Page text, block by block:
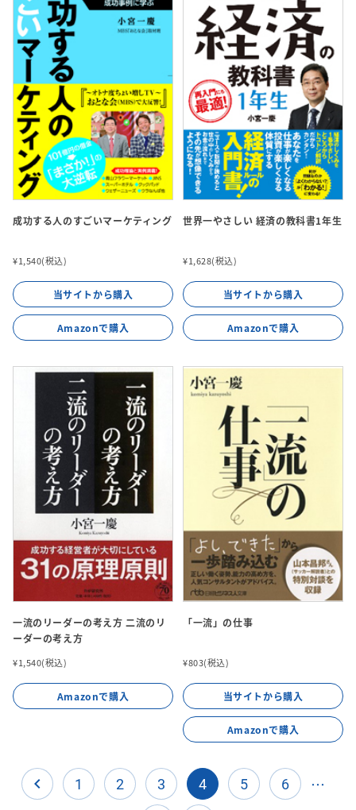
成功する人のすごいマーケティング
¥1,540(税込)
当サイトから購入
Amazonで購入
世界一やさしい 経済の教科書1年生
¥1,628(税込)
当サイトから購入
Amazonで購入
一流のリーダーの考え方 二流のリ
ーダーの考え方
¥1,540(税込)
Amazonで購入
「一流」の仕事
¥803(税込)
当サイトから購入
Amazonで購入
navigate_before 1 2 3 4 5 6 …